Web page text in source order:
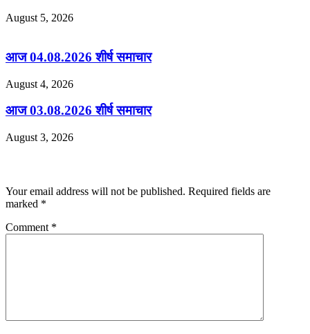
August 5, 2026
आज 04.08.2026 शीर्ष समाचार
August 4, 2026
आज 03.08.2026 शीर्ष समाचार
August 3, 2026
Your email address will not be published. Required fields are
marked *
Comment *